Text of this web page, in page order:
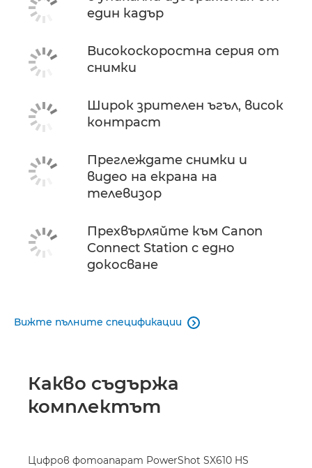
един кадър
Високоскоростна серия от
снимки
Широк зрителен ъгъл, висок
контраст
Преглеждате снимки и
видео на екрана на
телевизор
Прехвърляйте към Canon
Connect Station с едно
докосване
Вижте пълните спецификации 
Какво съдържа
комплектът
Цифров фотоапарат PowerShot SX610 HS